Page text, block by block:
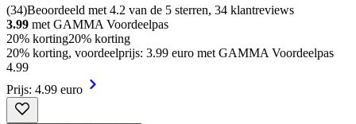
(34)Beoordeeld met 4.2 van de 5 sterren, 34 klantreviews
3.99 met GAMMA Voordeelpas
20% korting20% korting
20% korting, voordeelprijs: 3.99 euro met GAMMA Voordeelpas
4.99
Prijs: 4.99 euro